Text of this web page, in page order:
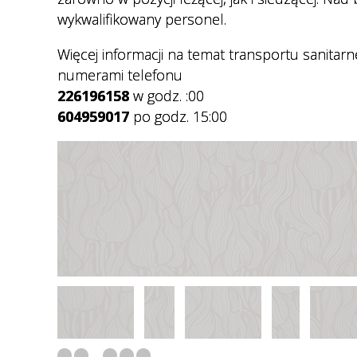
Regulamin organizacyjny
Cennik usług medycznych
Nocna i Świąteczna Opieka
Zdrowotna
Transport sanitarny
Deklaracja wyboru lekarza POZ
Dokumenty do pobrania
Jak przygotować się do badań
wykwalifikowany personel.
Więcej informacji na temat transportu
numerami telefonu
226196158 w godz. :00
604959017 po godz. 15:00